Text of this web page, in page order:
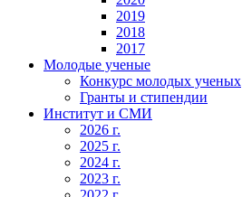
2019
2018
2017
Молодые ученые
Конкурс молодых ученых
Гранты и стипендии
Институт и СМИ
2026 г.
2025 г.
2024 г.
2023 г.